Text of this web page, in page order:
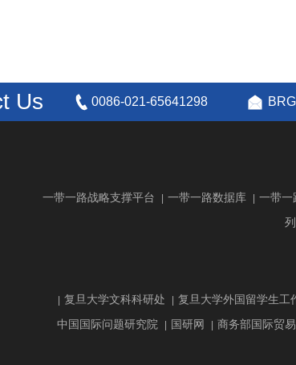
Us 0086-021-65641298
一带一路战略支撑平台 一带一路数据库 一带一
复旦大学文科科研处 复旦大学外国留学生工
中国国际问题研究院
国研网 商务部国际贸